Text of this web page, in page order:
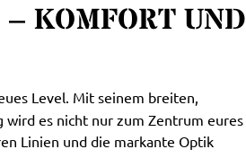
KOMFORT UND
Level. Mit seinem breiten,
wird es nicht nur zum Zentrum eures
Linien und die markante Optik